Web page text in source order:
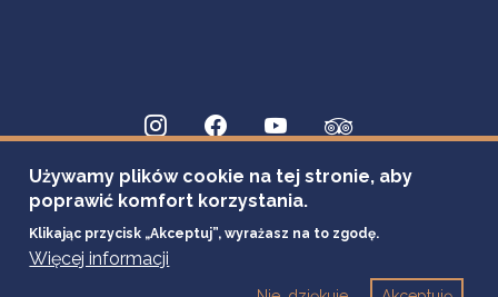
Używamy plików cookie na tej stronie, aby
poprawić komfort korzystania.
Klikając przycisk „Akceptuj”, wyrażasz na to zgodę.
Więcej informacji